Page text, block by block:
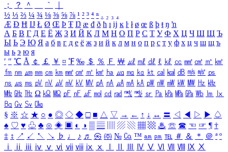
；
？ ＾ ｀
½ ⅓ ⅔ ¼ ¾ ⅛ ⅜ ⅝ ⅞ ¹ ² ³ ⁴ ⁿ ₁ ₂ ₃ ₄
Æ Ð Ħ Ĳ Ł Ø Œ Þ Ŧ Ŋ æ đ ð ħ ı ĳ ĸ ŀ ł ø œ ß þ ŧ ŋ ŉ
А Б В Г Д Е Ё Ж З И Й К Л М Н О П Р С Т У Ф Х Ц Ч Ш Щ Ъ
Ы Ь Э Ю Я а б в г д е ё ж з и й к л м н о п р с т у ф х ц ч ш щ ъ
ы ь э ю я
′ ″ ℃ Å ￠ ￡ ￥ ¤ ℉ ‰ ＄ ％ Ｆ ￦ ㎕ ㎖ ㎗ ℓ ㎘ ㏄ ㎣ ㎤ ㎥ ㎦
㎙ ㎚ ㎛ ㎜ ㎝ ㎞ ㎟ ㎠ ㎡ ㎢ ㏊ ㎍ ㎎ ㎏ ㏏ ㎈ ㎉ ㏈ ㎧ ㎨ ㎰
㎱ ㎲ ㎳ ㎴ ㎵ ㎶ ㎷ ㎸ ㎹ ㎀ ㎁ ㎂ ㎃ ㎄ ㎺ ㎻ ㎽ ㎾ ㎿ ㎐ ㎑
㎒ ㎓ ㎔ Ω ㏀ ㏁ ㎊ ㎋ ㎌ ㏖ ㏅ ㎭ ㎮ ㎯ ㏛ ㎩ ㎪ ㎫ ㎬ ㏝ ㏐
㏓
㏃ ㏉ ㏜ ㏆
§ ※ ☆ ★ ○ ● ◎ ◇ ◆ □ ■ △ ▽ → ← ↑ ↓ ↔ 〓 ◁ ◀ ▷ ▶ ♤
♠ ♡ ♥ ♧ ♣ ⊙ ◈ ▣ ◐ ◑ ▒ ▤ ▨ ▧ ▦ ▩ ♨ ☏ ☎ ☜ ☞ ¶ †
‡ ↕ ↗ ↙ ↖ ↘ ♭ ♩ ♪ ♬ ㉿ ㈜ № ㏇ ™ ㏂ ㏘ ℡ ＃ ＆ ＊ ＠ ª º
ⅰ
ⅱ ⅲ ⅳ ⅴ ⅵ ⅶ ⅷ ⅸ ⅹ Ⅳ Ⅴ Ⅵ Ⅶ Ⅷ Ⅸ Ⅹ